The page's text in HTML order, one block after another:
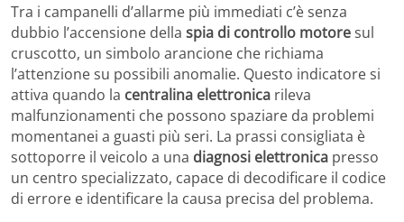
Tra i campanelli d’allarme più immediati c’è senza
dubbio l’accensione della spia di controllo motoresul
cruscotto, un simbolo arancione che richiama
l’attenzione su possibili anomalie. Questo indicatore si
attiva quando la centralina elettronica rileva
malfunzionamenti che possono spaziare da problemi
momentanei a guasti più seri. La prassi consigliata è
sottoporre il veicolo a una diagnosi elettronica presso
un centro specializzato, capace di decodificare il codice
di errore e identificare la causa precisa del problema.